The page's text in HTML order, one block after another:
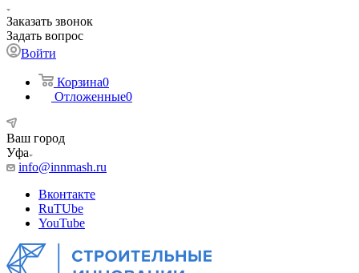
Заказать звонок
Задать вопрос
Войти
Корзина0
Отложенные0
Ваш город
Уфа
info@innmash.ru
Вконтакте
RuTUbe
YouTube